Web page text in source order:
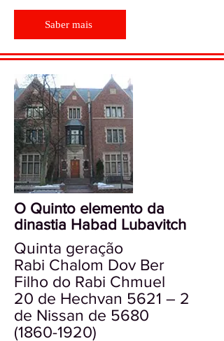
Saber mais
O Quinto elemento da
dinastia Habad Lubavitch
Quinta geração
Rabi Chalom Dov Ber
Filho do Rabi Chmuel
20 de Hechvan 5621 – 2
de Nissan de 5680
(1860-1920)